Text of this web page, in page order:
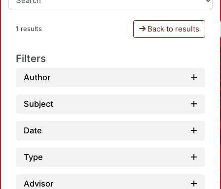
1 results Back to results
Filters
Author
Subject
Date
Type
Advisor